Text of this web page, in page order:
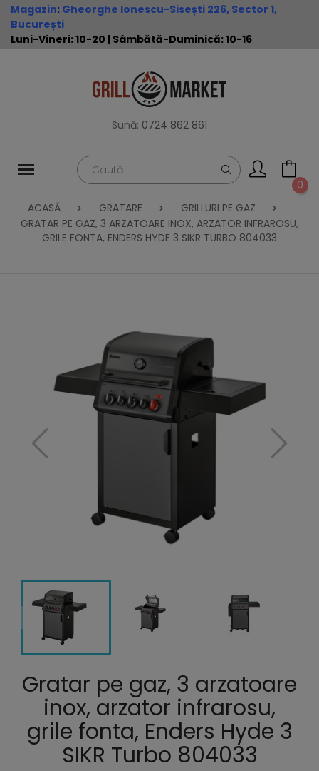
Magazin: Gheorghe Ionescu-Sisești 226, Sector 1,
București
Luni-Vineri: 10-20 | Sâmbătă-Duminică: 10-16
Sună: 0724 862 861
0
ACASĂ
GRATARE
GRILLURI PE GAZ
GRATAR PE GAZ, 3 ARZATOARE INOX, ARZATOR INFRAROSU,
GRILE FONTA, ENDERS HYDE 3 SIKR TURBO 804033
Gratar pe gaz, 3 arzatoare
inox, arzator infrarosu,
grile fonta, Enders Hyde 3
SIKR Turbo 804033